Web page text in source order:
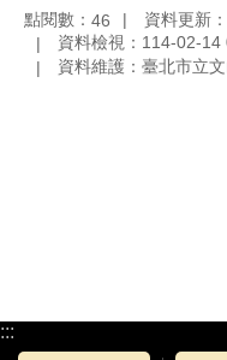
點閱數： 46
資料更新
資料檢視：114-02-14
資料維護：臺北市立
:::